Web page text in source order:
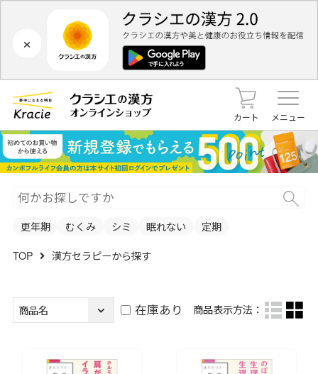
×
カート メニュー
更年期 むくみ シミ 眠れない 定期
TOP 漢方セラピーから探す
在庫あり 商品表示方法：